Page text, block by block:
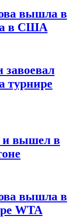
вышла в
в США
завоевал
турнире
вышел в
вышла в
WTA